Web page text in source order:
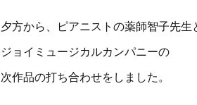
夕方から、ピアニストの薬師智子先生
ジョイミュージカルカンパニーの
次作品の打ち合わせをしました。